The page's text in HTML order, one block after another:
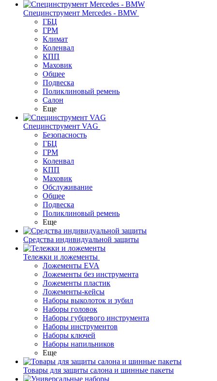
Специнструмент Mercedes - BMW
ГБЦ
ГРМ
Климат
Коленвал
КПП
Маховик
Общее
Подвеска
Поликлиновый ремень
Салон
Еще
Специнструмент VAG
Безопасность
ГБЦ
ГРМ
Коленвал
КПП
Маховик
Обслуживание
Общее
Подвеска
Поликлиновый ремень
Еще
Средства индивидуальной защиты
Тележки и ложементы
Ложементы EVA
Ложементы без инструмента
Ложементы пластик
Ложементы-кейсы
Наборы выколоток и зубил
Наборы головок
Наборы губцевого инструмента
Наборы инструментов
Наборы ключей
Наборы напильников
Еще
Товары для защиты салона и шинные пакеты